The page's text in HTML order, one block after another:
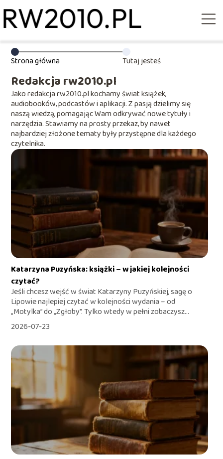
Strona główna Tutaj jesteś
Redakcja rw2010.pl
Jako redakcja rw2010.pl kochamy świat książek,
audiobooków, podcastów i aplikacji. Z pasją dzielimy się
naszą wiedzą, pomagając Wam odkrywać nowe tytuły i
narzędzia. Stawiamy na prosty przekaz, by nawet
najbardziej złożone tematy były przystępne dla każdego
czytelnika.
Katarzyna Puzyńska: książki – w jakiej kolejności
czytać?
Jeśli chcesz wejść w świat Katarzyny Puzyńskiej, sagę o
Lipowie najlepiej czytać w kolejności wydania – od
„Motylka” do „Zgłoby”. Tylko wtedy w pełni zobaczysz...
2026-07-23